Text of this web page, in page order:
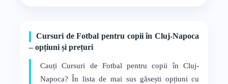
Cursuri de Fotbal pentru copii în Cluj-Napoca
– opțiuni și prețuri
Cauți Cursuri de Fotbal pentru copii în Cluj-
Napoca? În lista de mai sus găsești opțiuni cu